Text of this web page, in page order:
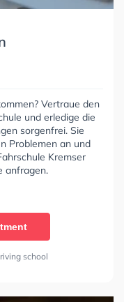
Vertraue den
und erledige die
sorgenfrei. Sie
Problemen an und
Kremser
anfragen.
school